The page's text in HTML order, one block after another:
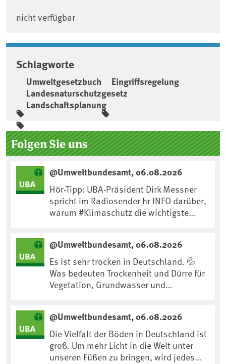
nicht verfügbar
Schlagworte
Umweltgesetzbuch
Eingriffsregelung
Landesnaturschutzgesetz
Landschaftsplanung
Seitenleiste
Folgen Sie uns
@Umweltbundesamt, 06.08.2026
Hör-Tipp: UBA-Präsident Dirk Messner
spricht im Radiosender hr INFO darüber,
warum #Klimaschutz die wichtigste
https://www.ardsounds.de/episode/urn
:ard:episode:0e7cf1c4b819c26d/
@Umweltbundesamt, 06.08.2026
Es ist sehr trocken in Deutschland. 💦
Was bedeuten Trockenheit und Dürre für
Vegetation, Grundwasser und
anpassen?🤔Antworten auf diese und
weitere Fragen auf unserer Webseite:
www.uba.de/trockenheit #Trockenheit
#Klimawandel
@Umweltbundesamt, 06.08.2026
Die Vielfalt der Böden in Deutschland ist
groß. Um mehr Licht in die Welt unter
unseren Füßen zu bringen, wird jedes